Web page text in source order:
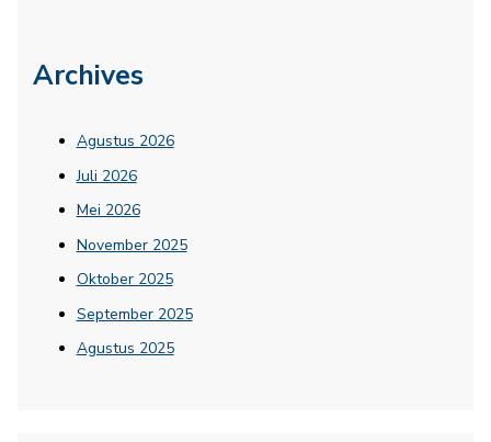
Archives
Agustus 2026
Juli 2026
Mei 2026
November 2025
Oktober 2025
September 2025
Agustus 2025